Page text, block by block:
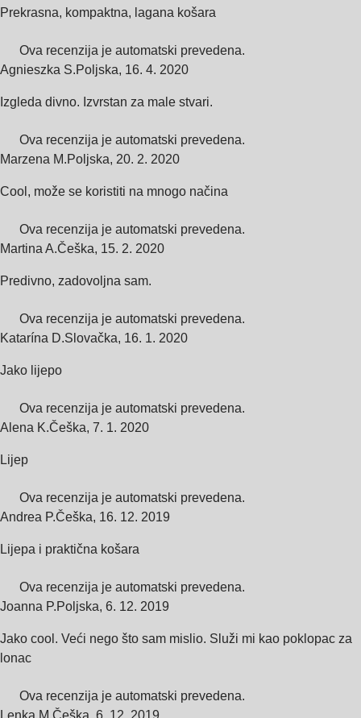
Prekrasna, kompaktna, lagana košara
Ova recenzija je automatski prevedena.
Agnieszka S.Poljska, 16. 4. 2020
Izgleda divno. Izvrstan za male stvari.
Ova recenzija je automatski prevedena.
Marzena M.Poljska, 20. 2. 2020
Cool, može se koristiti na mnogo načina
Ova recenzija je automatski prevedena.
Martina A.Češka, 15. 2. 2020
Predivno, zadovoljna sam.
Ova recenzija je automatski prevedena.
Katarína D.Slovačka, 16. 1. 2020
Jako lijepo
Ova recenzija je automatski prevedena.
Alena K.Češka, 7. 1. 2020
Lijep
Ova recenzija je automatski prevedena.
Andrea P.Češka, 16. 12. 2019
Lijepa i praktična košara
Ova recenzija je automatski prevedena.
Joanna P.Poljska, 6. 12. 2019
Jako cool. Veći nego što sam mislio. Služi mi kao poklopac za
lonac
Ova recenzija je automatski prevedena.
Lenka M. Češka 6. 12. 2019